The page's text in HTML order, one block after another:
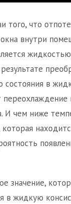
того, что
внутри
состояния в
переохлаждение
И чем ниже
которая
значение,
в жидкую